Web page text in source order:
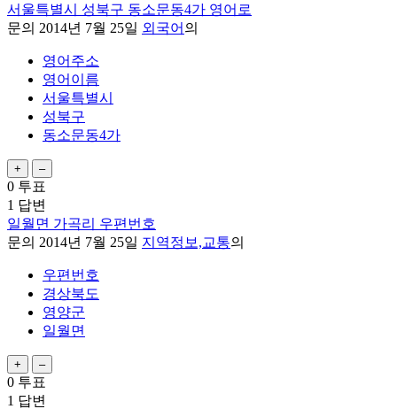
서울특별시 성북구 동소문동4가 영어로
문의 2014년 7월 25일 외국어 의
영어주소
영어이름
서울특별시
성북구
동소문동4가
0 투표
1 답변
일월면 가곡리 우편번호
문의 2014년 7월 25일 지역정보,교통의
우편번호
경상북도
영양군
일월면
0 투표
1 답변